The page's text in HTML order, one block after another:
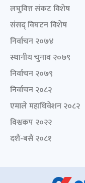
लघुवित्त संकट विशेष
संसद् विघटन विशेष
निर्वाचन २०७४
स्थानीय चुनाव २०७९
निर्वाचन २०७९
निर्वाचन २०८२
एमाले महाधिवेशन २०८२
विश्वकप २०२२
दशैं-बसैं २०८१